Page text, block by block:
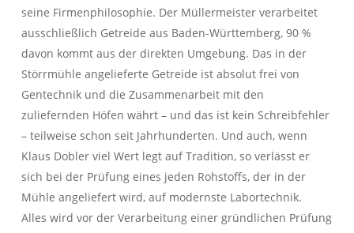
seine Firmenphilosophie. Der Müllermeister verarbeitet
ausschließlich Getreide aus Baden-Württemberg, 90 %
davon kommt aus der direkten Umgebung. Das in der
Störrmühle angelieferte Getreide ist absolut frei von
Gentechnik und die Zusammenarbeit mit den
zuliefernden Höfen währt – und das ist kein Schreibfehler
– teilweise schon seit Jahrhunderten. Und auch, wenn
Klaus Dobler viel Wert legt auf Tradition, so verlässt er
sich bei der Prüfung eines jeden Rohstoffs, der in der
Mühle angeliefert wird, auf modernste Labortechnik.
Alles wird vor der Verarbeitung einer gründlichen Prüfung